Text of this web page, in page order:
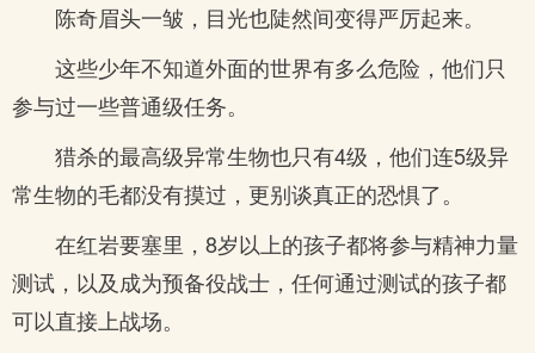
陈奇眉头一皱，目光也陡然间变得严厉起来。
这些少年不知道外面的世界有多么危险，他们只
参与过一些普通级任务。
猎杀的最高级异常生物也只有4级，他们连5级异
常生物的毛都没有摸过，更别谈真正的恐惧了。
在红岩要塞里，8岁以上的孩子都将参与精神力量
测试，以及成为预备役战士，任何通过测试的孩子都
可以直接上战场。